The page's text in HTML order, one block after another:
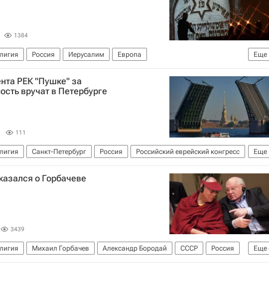
1384
Еще
Россия Иерусалим
Европа
конгресс
РЕК "Пушке" за
вручат в Петербурге
111
Еще
Санкт-Петербург Россия
Российский еврейский конгресс
о Горбачеве
3439
Еще
Михаил Горбачев Александр Бородай СССР
Россия
Российский еврейский конгресс Умер Михаил Горбачев Религия